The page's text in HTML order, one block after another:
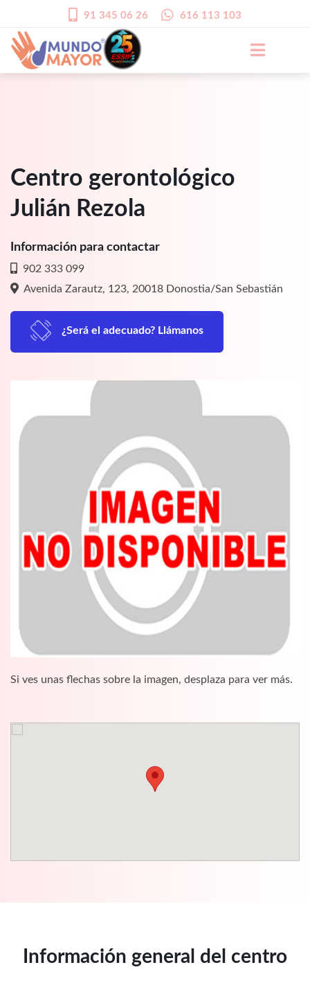
91 345 06 26 616 113 103
Centro gerontológico
Julián Rezola
Información para contactar
902 333 099
Avenida Zarautz, 123, 20018 Donostia/San Sebastián
¿Será el adecuado? Llámanos
Si ves unas flechas sobre la imagen, desplaza para ver más.
Información general del centro